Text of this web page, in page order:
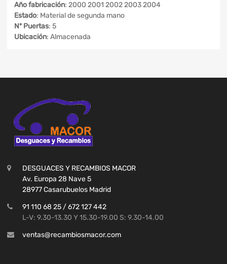
Año fabricación: 2000 2001 2002 2003 2004
Estado: Material de segunda mano
Nº Puertas: 5
Ubicación: Almacenada
DESGUACES Y RECAMBIOS MACOR
Av. Europa 28 Nave 5
28977 Casarubuelos Madrid
91 110 68 25 / 672 127 442
L-V: 9.30-13.30 Y 15.30-19.00 S: 9.30-14.00
ventas@recambiosmacor.com